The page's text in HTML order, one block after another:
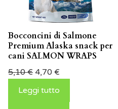
Bocconcini di Salmone
Premium Alaska snack per
cani SALMON WRAPS
5,10€ 4,70 €
Leggi tutto